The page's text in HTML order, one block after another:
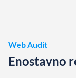
Web Audit
Enostavno